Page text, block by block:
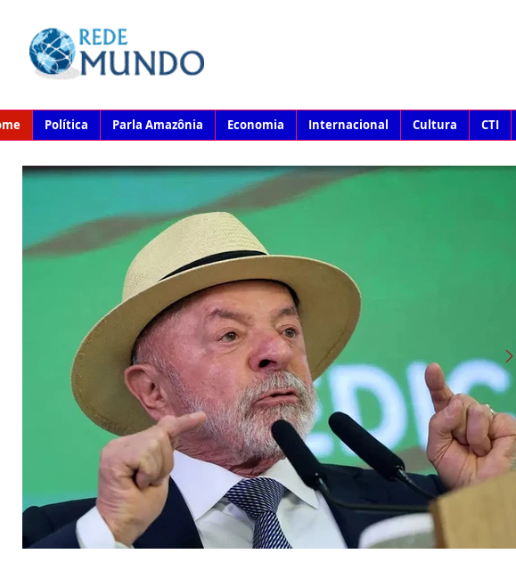
Política Parla Amazônia Economia Internacional Cultura CTI